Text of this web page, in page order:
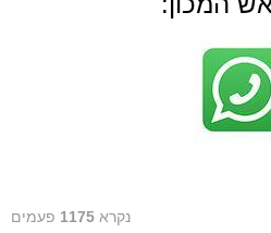
נקרא 1175 פעמים